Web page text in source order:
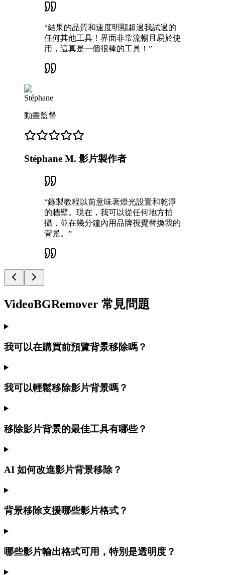
“結果的品質和速度明顯超過我試過的
任何其他工具！界面非常流暢且易於使
用，這真是一個很棒的工具！ ”
Stéphane
動畫監督
Stéphane M. 影片製作者
“錄製教程以前意味著燈光設置和乾淨
的牆壁。現在，我可以從任何地方拍
攝，並在幾分鐘內用品牌視覺替換我的
背景。 ”
VideoBGRemover 常見問題
我可以在購買前預覽背景移除嗎？
我可以輕鬆移除影片背景嗎？
移除影片背景的最佳工具有哪些？
AI 如何改進影片背景移除？
背景移除支援哪些影片格式？
哪些影片輸出格式可用，特別是透明度？